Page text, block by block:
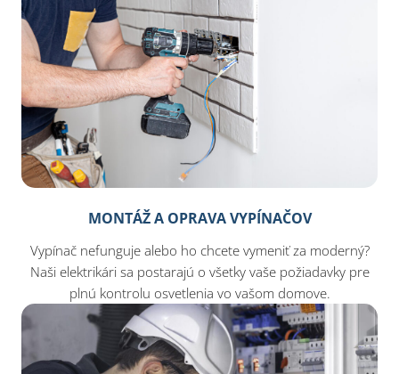
MONTÁŽ A OPRAVA VYPÍNAČOV
Vypínač nefunguje alebo ho chcete vymeniť za moderný?
Naši elektrikári sa postarajú o všetky vaše požiadavky pre
plnú kontrolu osvetlenia vo vašom domove.